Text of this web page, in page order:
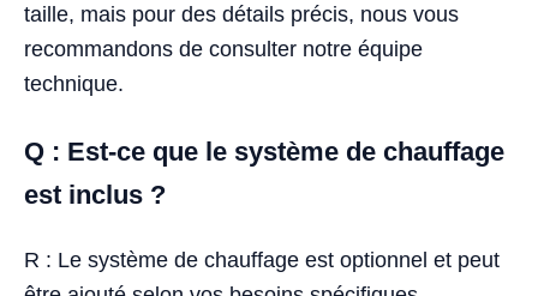
taille, mais pour des détails précis, nous vous
recommandons de consulter notre équipe
technique.
Q : Est-ce que le système de chauffage
est inclus ?
R : Le système de chauffage est optionnel et peut